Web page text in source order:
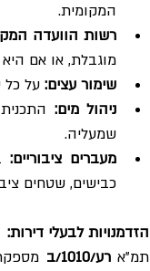
המקומית.
רשות הוועדה
מוגבלת, או אם היא
שימור עצים: על כל
ניהול מים:
שמעליה.
מעברים ציבוריים:
כבישים, שטחים
הזדמנויות לבעלי דירות:
תמ"א רע/1010/ב